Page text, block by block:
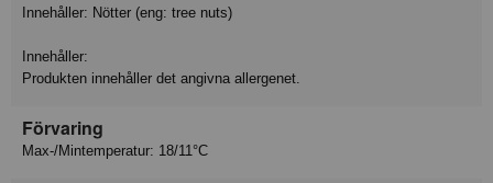
Innehåller: Nötter (eng: tree nuts)
Innehåller:
Produkten innehåller det angivna allergenet.
Förvaring
Max-/Mintemperatur: 18/11°C